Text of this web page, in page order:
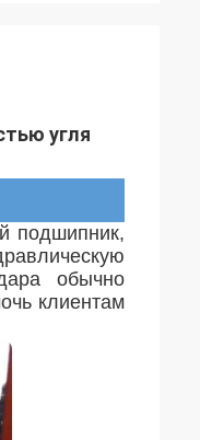
угля
подшипник,
обычно
клиентам